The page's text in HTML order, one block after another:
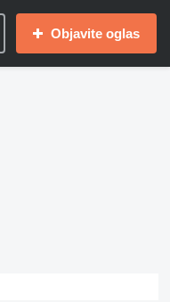
Objavite oglas